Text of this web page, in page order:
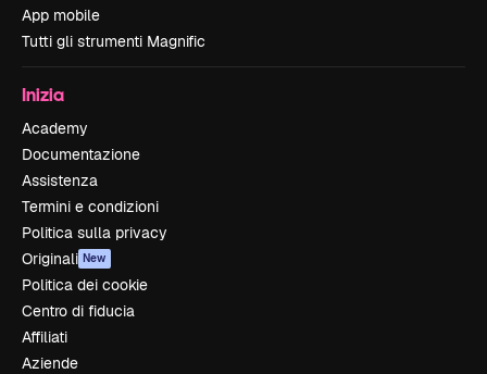
App mobile
Tutti gli strumenti Magnific
Inizia
Academy
Documentazione
Assistenza
Termini e condizioni
Politica sulla privacy
Originali New
Politica dei cookie
Centro di fiducia
Affiliati
Aziende